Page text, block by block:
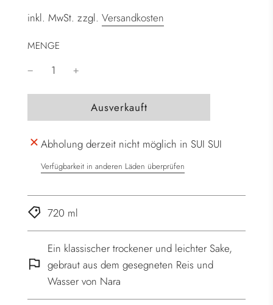
inkl. MwSt. zzgl. Versandkosten
MENGE
W
i
r
d
g
l
n
.
.
.
Ausverkauft
Abholung derzeit nicht möglich in SUI SUI
Verfügbarkeit in anderen Läden überprüfen
720 ml
Ein klassischer trockener und leichter Sake,
gebraut aus dem gesegneten Reis und
Wasser von Nara